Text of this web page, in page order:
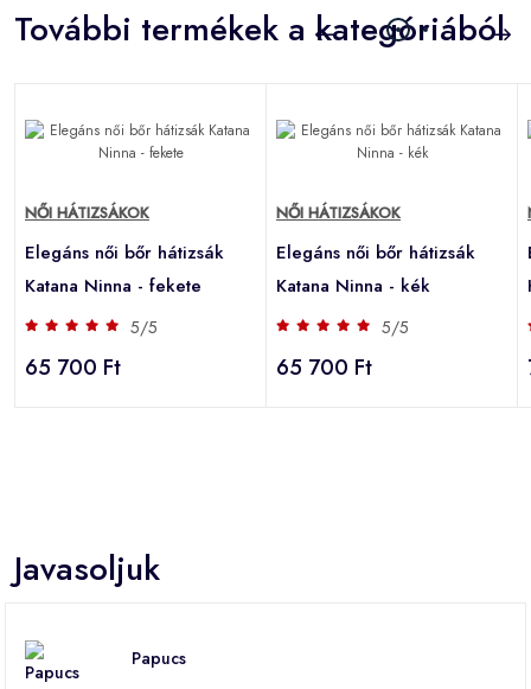
További termékek a kategóriából
NŐI HÁTIZSÁKOK
Elegáns női bőr hátizsák
Katana Ninna - fekete
5/5
65 700 Ft
NŐI HÁTIZSÁKOK
Elegáns női bőr hátizsák
Katana Ninna - kék
5/5
65 700 Ft
Javasoljuk
Papucs